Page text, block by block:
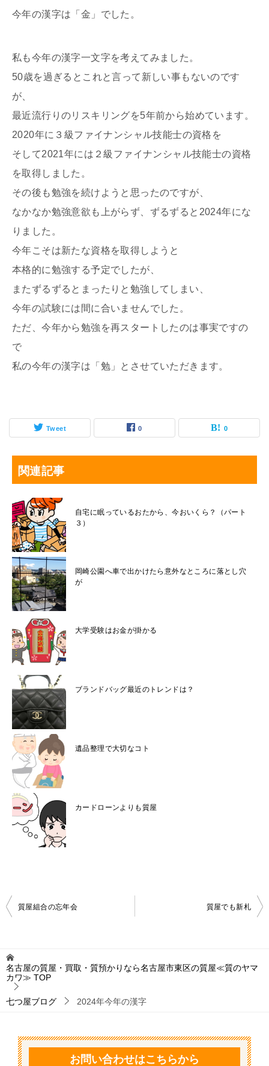
今年の漢字は「金」でした。
私も今年の漢字一文字を考えてみました。
50歳を過ぎるとこれと言って新しい事もないのです
が、
最近流行りのリスキリングを5年前から始めています。
2020年に３級ファイナンシャル技能士の資格を
そして2021年には２級ファイナンシャル技能士の資格
を取得しました。
その後も勉強を続けようと思ったのですが、
なかなか勉強意欲も上がらず、ずるずると2024年にな
りました。
今年こそは新たな資格を取得しようと
本格的に勉強する予定でしたが、
またずるずるとまったりと勉強してしまい、
今年の試験には間に合いませんでした。
ただ、今年から勉強を再スタートしたのは事実ですの
で
私の今年の漢字は「勉」とさせていただきます。
Tweet 0 0
関連記事
自宅に眠っているおたから、今おいくら？（パート
３）
岡崎公園へ車で出かけたら意外なところに落とし穴
が
大学受験はお金が掛かる
ブランドバッグ最近のトレンドは？
遺品整理で大切なコト
カードローンよりも質屋
投
ビ
ゲ
ー
質屋組合の忘年会 質屋でも新札
名古屋の質屋・買取・質預かりなら名古屋市東区の質屋≪質のヤマ
カワ≫ TOP
七つ屋ブログ 2024年今年の漢字
お問い合わせはこちらから